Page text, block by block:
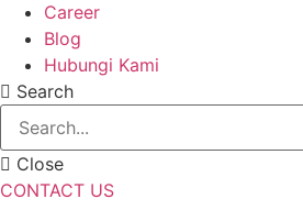
Career
Blog
Hubungi Kami
Search
Close
CONTACT US